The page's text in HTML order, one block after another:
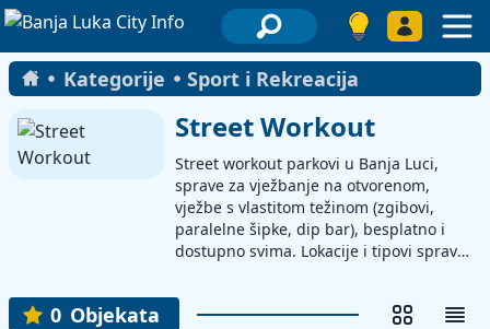
Kategorije Sport i Rekreacija
Street Workout
Street workout parkovi u Banja Luci,
sprave za vježbanje na otvorenom,
vježbe s vlastitom težinom (zgibovi,
paralelne šipke, dip bar), besplatno i
dostupno svima. Lokacije i tipovi sprava,
sigurnost i održavanje. Parkovi, zelene
zone i trim staze po gradu.
0 Objekata